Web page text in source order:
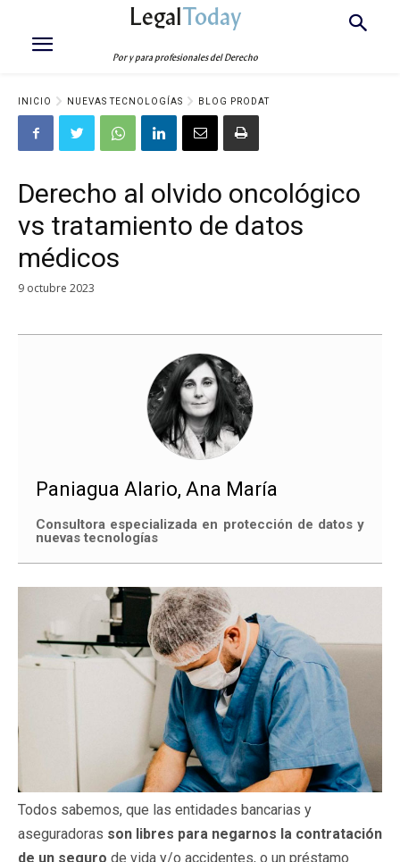
LegalToday
Por y para profesionales del Derecho
INICIO NUEVAS TECNOLOGÍAS BLOG PRODAT
Derecho al olvido oncológico
vs tratamiento de datos
médicos
9 octubre 2023
Paniagua Alario, Ana María
Consultora especializada en protección de datos y
nuevas tecnologías
Todos sabemos, que las entidades bancarias y
aseguradoras son libres para negarnos la contratación
de un seguro de vida y/o accidentes, o un préstamo